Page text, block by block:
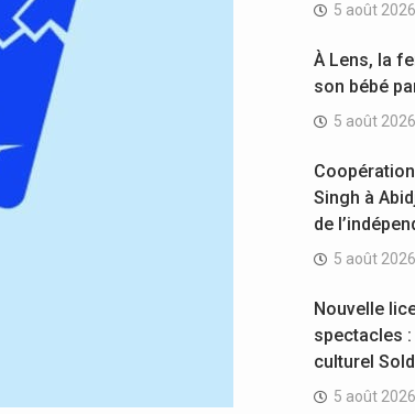
5 août 2026
À Lens, la
son bébé
5 août 2026
Singh à
de
5 août 2026
Nouvelle
spectacles :
culturel
5 août 2026